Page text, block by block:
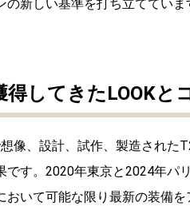
の新しい基準を打ち立てていま
してきたLOOKと
想像、設計、試作、製造され
です。2020年東京と2024年パ
おいて可能な限り最新の装備を